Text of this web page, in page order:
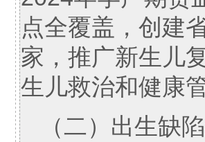
点全覆盖，创建
家，推广新生儿
生儿救治和健康
（二）出生缺